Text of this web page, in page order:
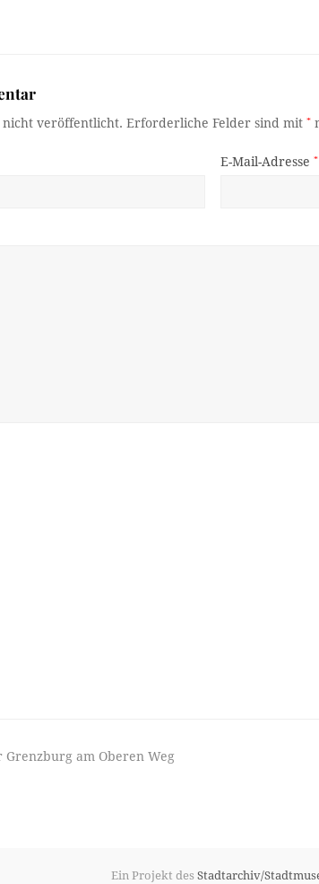
nicht veröffentlicht. Erforderliche Felder sind mit*
E-Mail-Adresse *
am Oberen Weg
Ein Projekt des Stadtarchiv/